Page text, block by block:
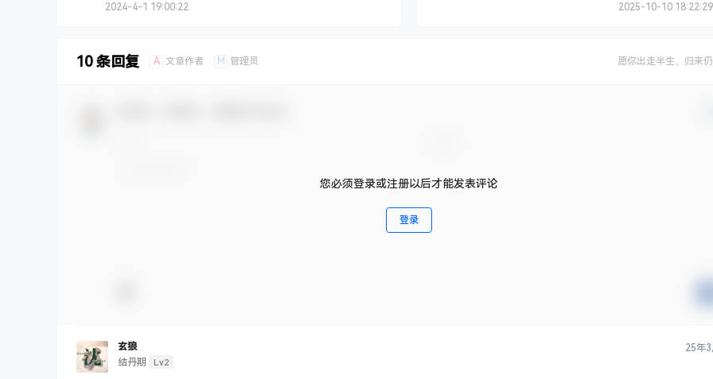
2024-4-1 19:00:22 2025-10-10 18:22:29
10 条回复 A 文章作者 M 管理员 愿你出走半生，归来
您必须登录或注册以后才能发表评论
登录
玄狼
结丹期
Lv2
25年3